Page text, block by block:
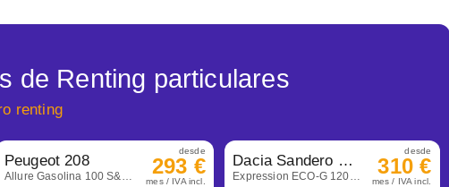
de Renting particulares
renting
Peugeot 208
Allure Gasolina 100 S&S 6 Vel. Man
desde
293 €
mes / IVA incl.
Dacia Sandero Stepway
Expression ECO-G 120 Auto
desde
310 €
mes / IVA incl.